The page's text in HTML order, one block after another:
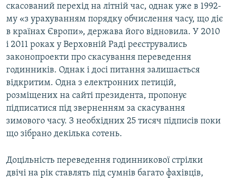
скасований перехід на літній час, однак уже в 1992-
му «з урахуванням порядку обчислення часу, що діє
в країнах Європи», держава його відновила. У 2010
і 2011 роках у Верховній Раді реєструвались
законопроекти про скасування переведення
годинників. Однак і досі питання залишається
відкритим. Одна з електронних петицій,
розміщених на сайті президента, пропонує
підписатися під зверненням за скасування
зимового часу. З необхідних 25 тисяч підписів поки
що зібрано декілька сотень.
Доцільність переведення годинникової стрілки
двічі на рік ставлять під сумнів багато фахівців,